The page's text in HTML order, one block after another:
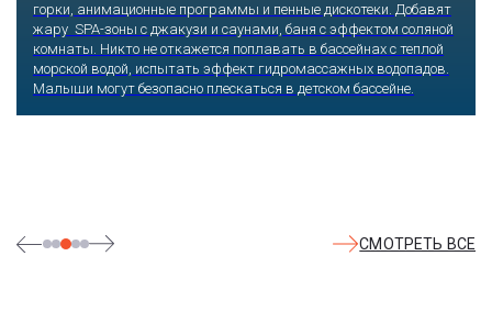
горки, анимационные программы и пенные дискотеки. Добавят
жару SPA-зоны с джакузи и саунами, баня с эффектом соляной
комнаты. Никто не откажется поплавать в бассейнах с теплой
морской водой, испытать эффект гидромассажных водопадов.
Малыши могут безопасно плескаться в детском бассейне.
СМОТРЕТЬ ВСЕ